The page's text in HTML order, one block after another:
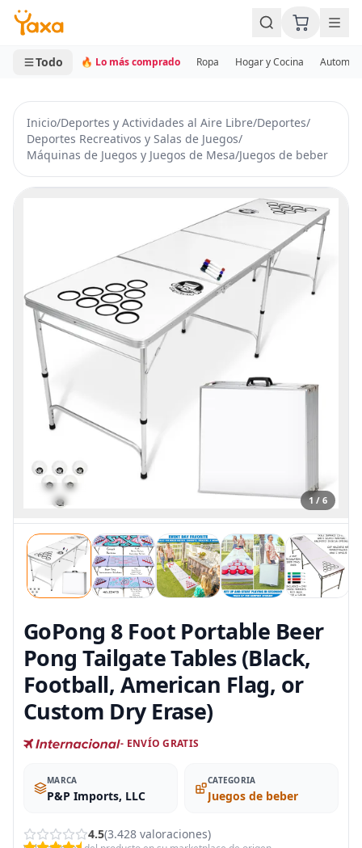
MINI CARRITO
0 productos
Todo 🔥 Lo más comprado Ropa Hogar y Cocina
Inicio/Deportes y Actividades al Aire Libre/Deportes/
Deportes Recreativos y Salas de Juegos/
Máquinas de Juegos y Juegos de Mesa/Juegos de beber
1 / 6
GoPong 8 Foot Portable Beer
Pong Tailgate Tables (Black,
Football, American Flag, or
Custom Dry Erase)
- ENVÍO GRATIS
MARCA
‎P&P Imports, LLC
CATEGORIA
Juegos de beber
4.5(3.428 valoraciones)